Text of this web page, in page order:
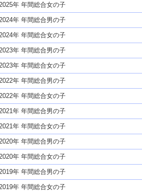
2025年 年間総合女の子
2024年 年間総合男の子
2024年 年間総合女の子
2023年 年間総合男の子
2023年 年間総合女の子
2022年 年間総合男の子
2022年 年間総合女の子
2021年 年間総合男の子
2021年 年間総合女の子
2020年 年間総合男の子
2020年 年間総合女の子
2019年 年間総合男の子
2019年 年間総合女の子